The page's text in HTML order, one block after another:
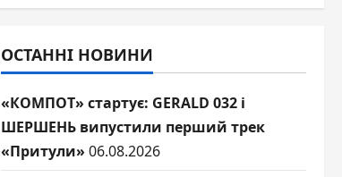
ОСТАННІ НОВИНИ
«КОМПОТ» стартує: GERALD 032 і
ШЕРШЕНЬ випустили перший трек
«Притули» 06.08.2026